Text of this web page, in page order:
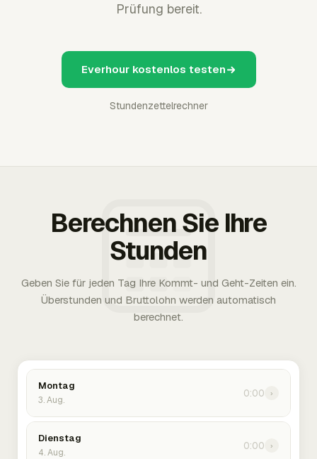
Prüfung bereit.
Everhour kostenlos testen
Stundenzettelrechner
Berechnen Sie Ihre
Stunden
Geben Sie für jeden Tag Ihre Kommt- und Geht-Zeiten ein.
Überstunden und Bruttolohn werden automatisch
berechnet.
Montag
3. Aug.
0:00 ›
Dienstag
4. Aug.
0:00 ›